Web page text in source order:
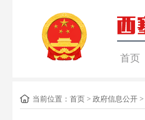
首页
当前位置： 首页> 政府信息公开>